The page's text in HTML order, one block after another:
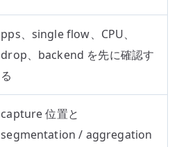
pps、single flow、CPU、
drop、backend を先に確認す
る
capture 位置と
segmentation / aggregation